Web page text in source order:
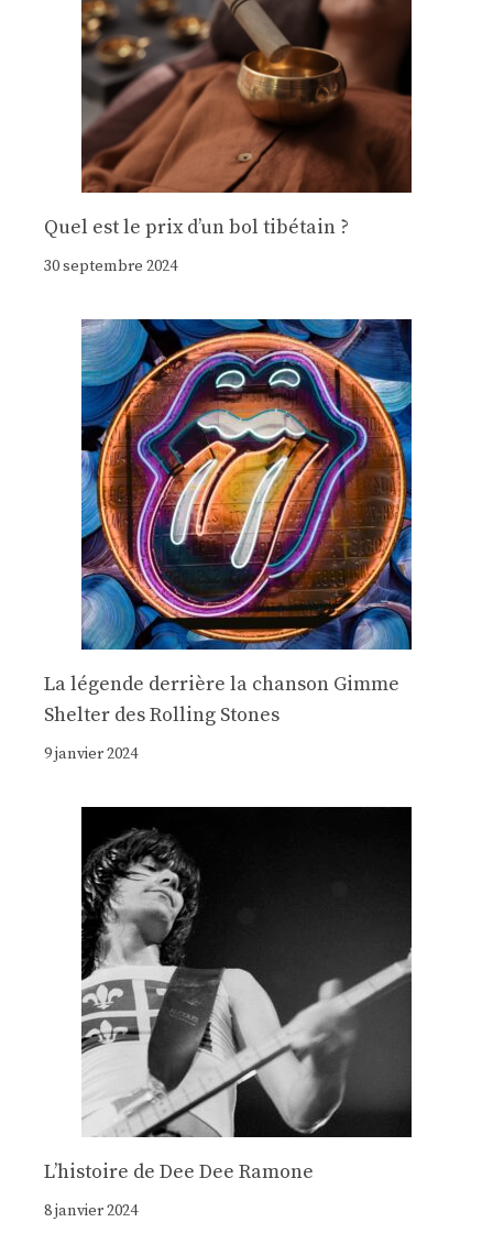
Quel est le prix d’un bol tibétain ?
30 septembre 2024
La légende derrière la chanson Gimme
Shelter des Rolling Stones
9 janvier 2024
Lʼhistoire de Dee Dee Ramone
8 janvier 2024